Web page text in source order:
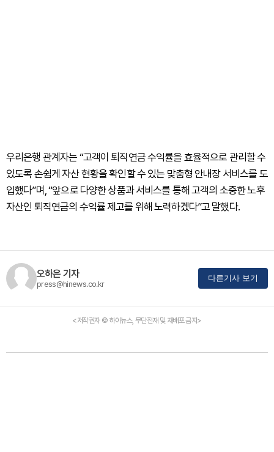
우리은행 관계자는 “고객이 퇴직연금 수익률을 효율적으로 관리할 수
있도록 손쉽게 자산 현황을 확인할 수 있는 맞춤형 안내장 서비스를 도
입했다”며, “앞으로 다양한 상품과 서비스를 통해 고객의 소중한 노후
자산인 퇴직연금의 수익률 제고를 위해 노력하겠다”고 말했다.
오하은 기자
press@hinews.co.kr
다른기사 보기
<저작권자 © 하이뉴스, 무단전재 및 재배포 금지>